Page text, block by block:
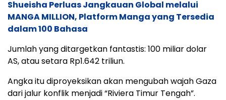
Shueisha Perluas Jangkauan Global melalui
MANGA MILLION, Platform Manga yang Tersedia
dalam 100 Bahasa
Jumlah yang ditargetkan fantastis: 100 miliar dolar
AS, atau setara Rp1.642 triliun.
Angka itu diproyeksikan akan mengubah wajah Gaza
dari jalur konflik menjadi “Riviera Timur Tengah”.